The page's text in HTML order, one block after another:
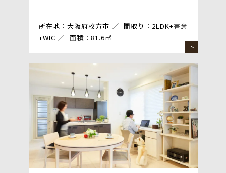
所在地：大阪府枚方市
間取り：2LDK+書斎
+WIC
面積：81.6㎡